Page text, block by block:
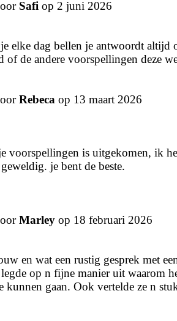
Safi op 2 juni 2026
elke dag bellen je antwoordt altijd
of de andere voorspellingen deze
Rebeca op 13 maart 2026
voorspellingen is uitgekomen, ik
je bent de beste.
Marley op 18 februari 2026
en wat een rustig gesprek met
op n fijne manier uit waarom
kunnen gaan. Ook vertelde ze n